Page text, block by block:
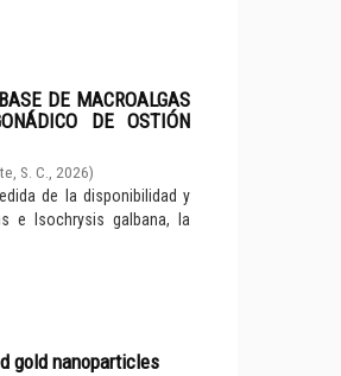
DE MACROALGAS
DE OSTIÓN
S. C., 2026)
de la disponibilidad y
e Isochrysis galbana, la
gold nanoparticles